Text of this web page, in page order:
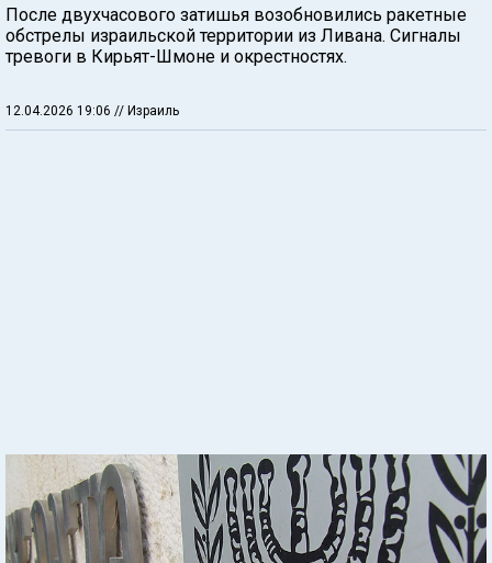
После двухчасового затишья возобновились ракетные
обстрелы израильской территории из Ливана. Сигналы
тревоги в Кирьят-Шмоне и окрестностях.
12.04.2026 19:06 // Израиль